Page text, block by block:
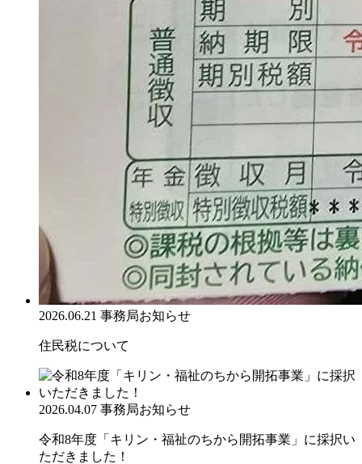
2026.06.21 事務局お知らせ
住民税について
2026.04.07 事務局お知らせ
令和8年度「キリン・福祉のちから開拓事業」に採択い
ただきました！